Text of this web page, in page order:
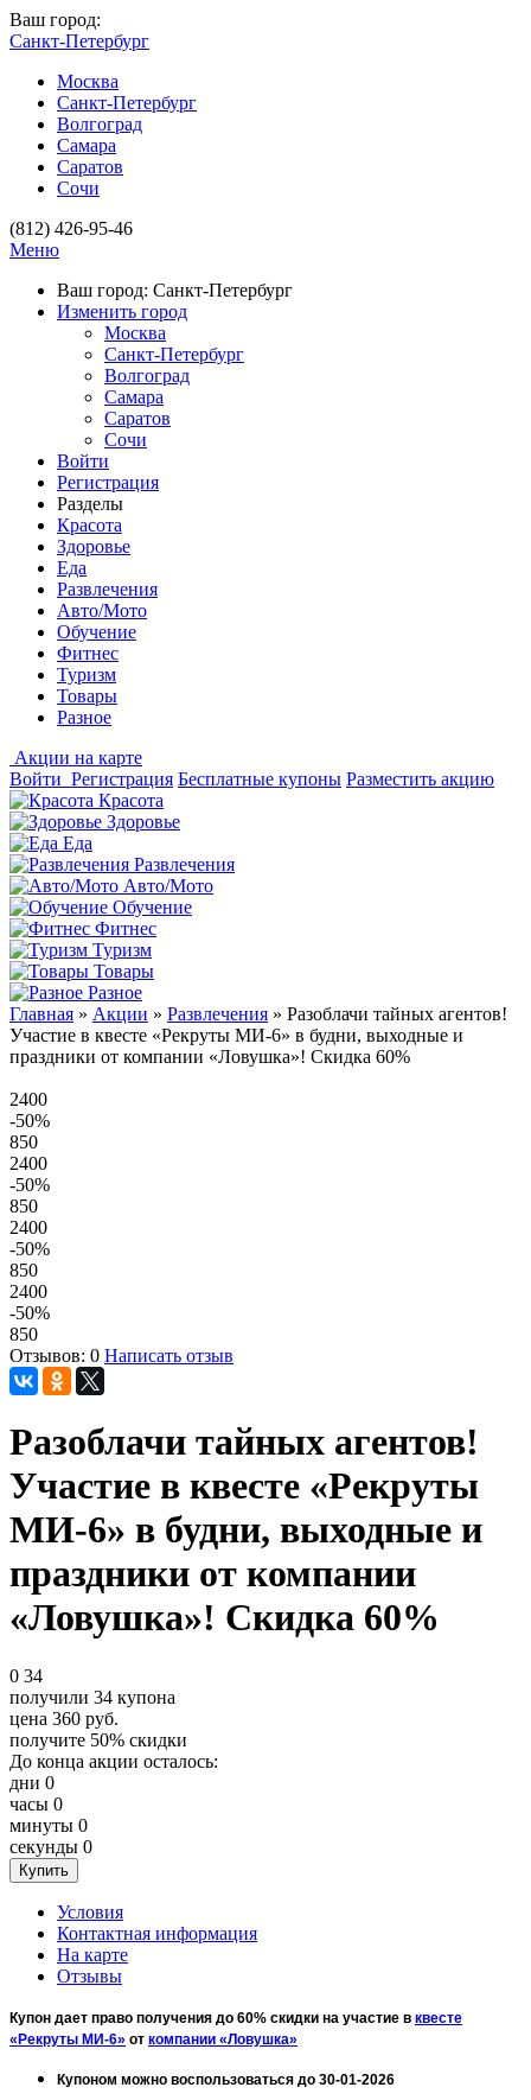
Ваш город:
Санкт-Петербург
Москва
Санкт-Петербург
Волгоград
Самара
Саратов
Сочи
(812) 426-95-46
Меню
Ваш город: Санкт-Петербург
Изменить город
Москва
Санкт-Петербург
Волгоград
Самара
Саратов
Сочи
Войти
Регистрация
Разделы
Красота
Здоровье
Еда
Развлечения
Авто/Мото
Обучение
Фитнес
Туризм
Товары
Разное
Акции на карте
Войти Регистрация Бесплатные купоны Разместить акцию
Красота
Здоровье
Еда
Развлечения
Авто/Мото
Обучение
Фитнес
Туризм
Товары
Разное
Главная » Акции » Развлечения » Разоблачи тайных агентов!
Участие в квесте «Рекруты МИ-6» в будни, выходные и
праздники от компании «Ловушка»! Скидка 60%
2400
-50%
850
2400
-50%
850
2400
-50%
850
2400
-50%
850
Отзывов: 0 Написать отзыв
Разоблачи тайных агентов!
Участие в квесте «Рекруты
МИ-6» в будни, выходные и
праздники от компании
«Ловушка»! Скидка 60%
0 34
получили 34 купона
цена 360 руб.
получите 50% скидки
До конца акции осталось:
дни 0
часы 0
минуты 0
секунды 0
Условия
Контактная информация
На карте
Отзывы
Купон дает право получения до 60% скидки на участие в квесте
«Рекруты МИ-6» от компании «Ловушка»
Купоном можно воспользоваться до 30-01-2026